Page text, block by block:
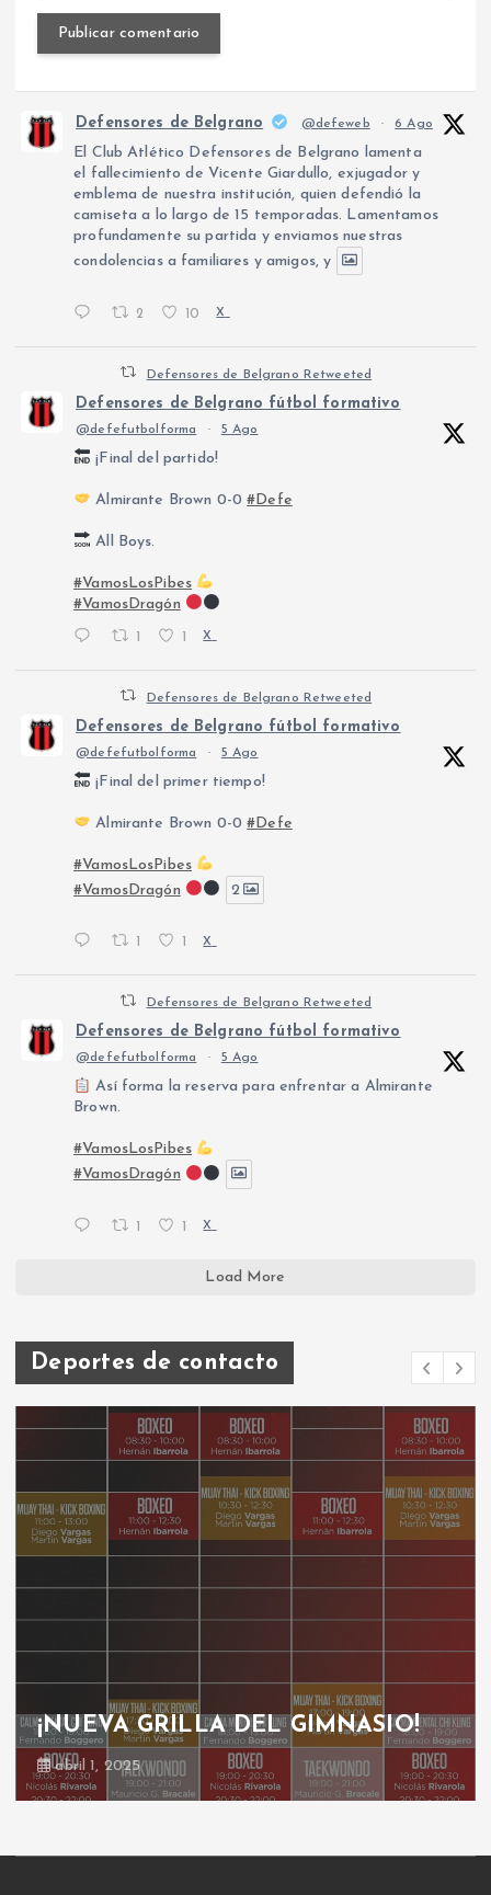
Defensores de Belgrano @defeweb · 6 Ago
El Club Atlético Defensores de Belgrano lamenta
el fallecimiento de Vicente Giardullo, exjugador y
emblema de nuestra institución, quien defendió la
camiseta a lo largo de 15 temporadas. Lamentamos
profundamente su partida y enviamos nuestras
condolencias a familiares y amigos, y
2 10 X
Defensores de Belgrano Retweeted
Defensores de Belgrano fútbol formativo
@defefutbolforma · 5 Ago
¡Final del partido!
Almirante Brown 0-0#Defe
All Boys.
#VamosLosPibes
#VamosDragón
1 1 X
Defensores de Belgrano Retweeted
Defensores de Belgrano fútbol formativo
@defefutbolforma · 5 Ago
¡Final del primer tiempo!
Almirante Brown 0-0#Defe
#VamosLosPibes
#VamosDragón
2
X
Defensores de Belgrano Retweeted
Defensores de Belgrano fútbol formativo
@defefutbolforma · 5 Ago
Así forma la reserva para enfrentar a Almirante
Brown.
#VamosLosPibes
#VamosDragón
1 1 X
Load More
Deportes de contacto
¡NUEVA GRILLA DEL GIMNASIO!
abril 1, 2025